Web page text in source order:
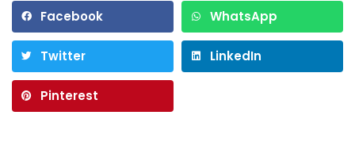
Facebook WhatsApp
Twitter LinkedIn
Pinterest